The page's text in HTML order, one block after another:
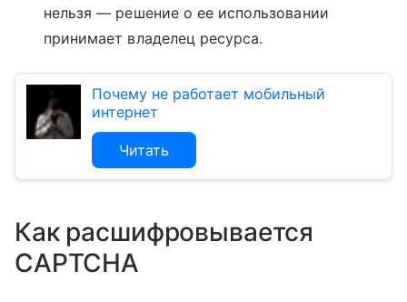
нельзя — решение о ее использовании
принимает владелец ресурса.
Почему не работает мобильный
интернет
Читать
Как расшифровывается
CAPTCHA